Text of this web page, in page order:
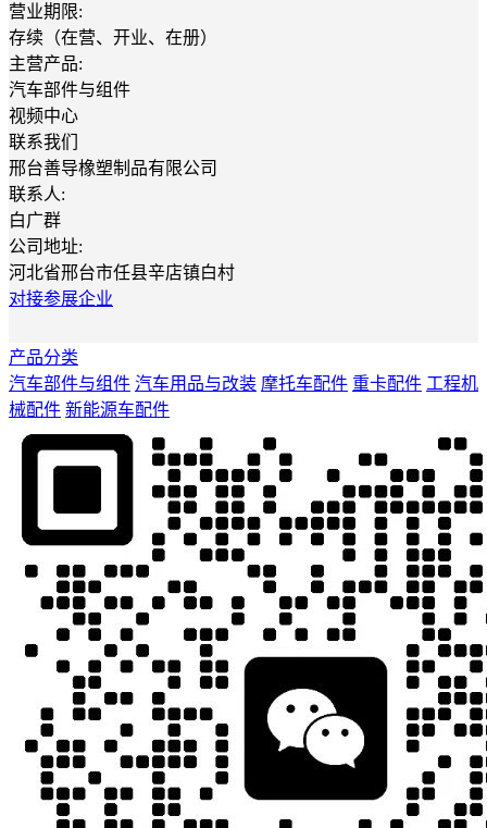
营业期限:
存续（在营、开业、在册）
主营产品:
汽车部件与组件
视频中心
联系我们
邢台善导橡塑制品有限公司
联系人:
白广群
公司地址:
河北省邢台市任县辛店镇白村
对接参展企业
产品分类
汽车部件与组件 汽车用品与改装 摩托车配件 重卡配件 工程机
械配件 新能源车配件